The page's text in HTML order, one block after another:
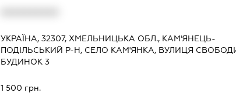
УКРАЇНА, 32307, ХМЕЛЬНИЦЬКА ОБЛ., КАМ'ЯНЕЦЬ-
ПОДІЛЬСЬКИЙ Р-Н, СЕЛО КАМ'ЯНКА, ВУЛИЦЯ
БУДИНОК 3
1 500 грн.